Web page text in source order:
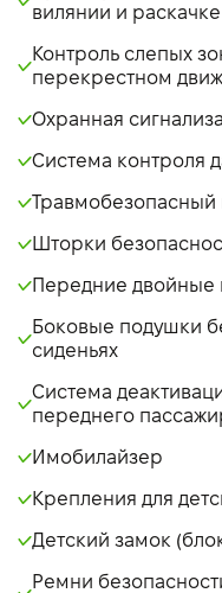
вилянии и раскачке
Контроль слепых
перекрестном
Охранная
Система контроля
Травмобезопасный
Шторки
Передние двойные
Боковые подушки
сиденьях
Система
переднего
Имобилайзер
Крепления для
Детский замок
Ремни